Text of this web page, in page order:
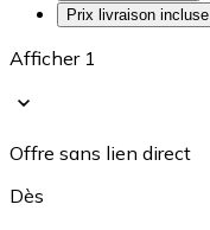
Prix livraison incluse
Afficher 1
Offre sans lien direct
Dès